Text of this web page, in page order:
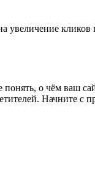
увеличение
о чём ваш
Начните с